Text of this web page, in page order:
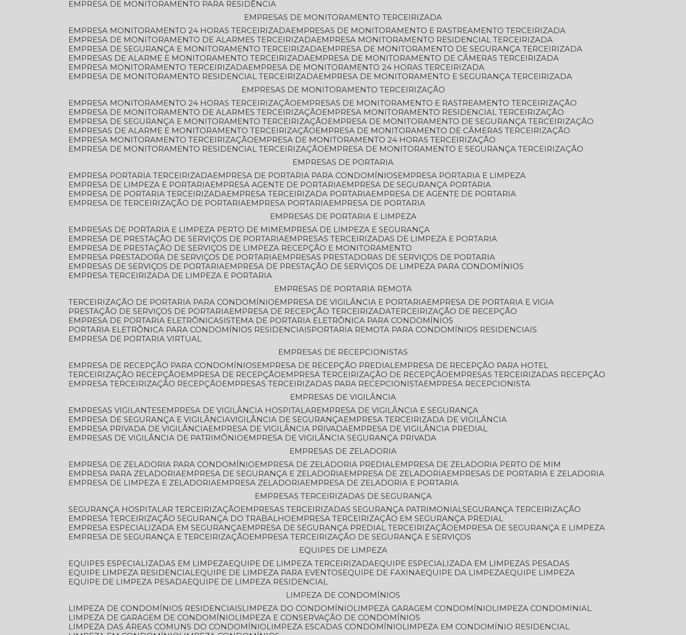
EMPRESA DE MONITORAMENTO PARA RESIDÊNCIA
EMPRESAS DE MONITORAMENTO TERCEIRIZADA
EMPRESA MONITORAMENTO 24 HORAS TERCEIRIZADA
EMPRESAS DE MONITORAMENTO E RASTREAMENTO TERCEIRIZADA
EMPRESA DE MONITORAMENTO DE ALARMES TERCEIRIZADA
EMPRESA MONITORAMENTO RESIDENCIAL TERCEIRIZADA
EMPRESA DE SEGURANÇA E MONITORAMENTO TERCEIRIZADA
EMPRESA DE MONITORAMENTO DE SEGURANÇA TERCEIRIZADA
EMPRESAS DE ALARME E MONITORAMENTO TERCEIRIZADA
EMPRESA DE MONITORAMENTO DE CÂMERAS TERCEIRIZADA
EMPRESA MONITORAMENTO TERCEIRIZADA
EMPRESA DE MONITORAMENTO 24 HORAS TERCEIRIZADA
EMPRESA DE MONITORAMENTO RESIDENCIAL TERCEIRIZADA
EMPRESA DE MONITORAMENTO E SEGURANÇA TERCEIRIZADA
EMPRESAS DE MONITORAMENTO TERCEIRIZAÇÃO
EMPRESA MONITORAMENTO 24 HORAS TERCEIRIZAÇÃO
EMPRESAS DE MONITORAMENTO E RASTREAMENTO TERCEIRIZAÇÃO
EMPRESA DE MONITORAMENTO DE ALARMES TERCEIRIZAÇÃO
EMPRESA MONITORAMENTO RESIDENCIAL TERCEIRIZAÇÃO
EMPRESA DE SEGURANÇA E MONITORAMENTO TERCEIRIZAÇÃO
EMPRESA DE MONITORAMENTO DE SEGURANÇA TERCEIRIZAÇÃO
EMPRESAS DE ALARME E MONITORAMENTO TERCEIRIZAÇÃO
EMPRESA DE MONITORAMENTO DE CÂMERAS TERCEIRIZAÇÃO
EMPRESA MONITORAMENTO TERCEIRIZAÇÃO
EMPRESA DE MONITORAMENTO 24 HORAS TERCEIRIZAÇÃO
EMPRESA DE MONITORAMENTO RESIDENCIAL TERCEIRIZAÇÃO
EMPRESA DE MONITORAMENTO E SEGURANÇA TERCEIRIZAÇÃO
EMPRESAS DE PORTARIA
EMPRESA PORTARIA TERCEIRIZADA
EMPRESA DE PORTARIA PARA CONDOMÍNIOS
EMPRESA PORTARIA E LIMPEZA
EMPRESA DE LIMPEZA E PORTARIA
EMPRESA AGENTE DE PORTARIA
EMPRESA DE SEGURANÇA PORTARIA
EMPRESA DE PORTARIA TERCEIRIZADA
EMPRESA TERCEIRIZADA PORTARIA
EMPRESA DE AGENTE DE PORTARIA
EMPRESA DE TERCEIRIZAÇÃO DE PORTARIA
EMPRESA PORTARIA
EMPRESA DE PORTARIA
EMPRESAS DE PORTARIA E LIMPEZA
EMPRESAS DE PORTARIA E LIMPEZA PERTO DE MIM
EMPRESA DE LIMPEZA E SEGURANÇA
EMPRESA DE PRESTAÇÃO DE SERVIÇOS DE PORTARIA
EMPRESAS TERCEIRIZADAS DE LIMPEZA E PORTARIA
EMPRESA DE PRESTAÇÃO DE SERVIÇOS DE LIMPEZA RECEPÇÃO E MONITORAMENTO
EMPRESA PRESTADORA DE SERVIÇOS DE PORTARIA
EMPRESAS PRESTADORAS DE SERVIÇOS DE PORTARIA
EMPRESAS DE SERVIÇOS DE PORTARIA
EMPRESA DE PRESTAÇÃO DE SERVIÇOS DE LIMPEZA PARA CONDOMÍNIOS
EMPRESA TERCEIRIZADA DE LIMPEZA E PORTARIA
EMPRESAS DE PORTARIA REMOTA
TERCEIRIZAÇÃO DE PORTARIA PARA CONDOMÍNIO
EMPRESA DE VIGILÂNCIA E PORTARIA
EMPRESA DE PORTARIA E VIGIA
PRESTAÇÃO DE SERVIÇOS DE PORTARIA
EMPRESA DE RECEPÇÃO TERCEIRIZADA TERCEIRIZAÇÃO DE RECEPÇÃO
EMPRESA DE PORTARIA ELETRÔNICA SISTEMA DE PORTARIA ELETRÔNICA PARA CONDOMÍNIOS
PORTARIA ELETRÔNICA PARA CONDOMÍNIOS RESIDENCIAIS
PORTARIA REMOTA PARA CONDOMÍNIOS RESIDENCIAIS
EMPRESA DE PORTARIA VIRTUAL
EMPRESAS DE RECEPCIONISTAS
EMPRESA DE RECEPÇÃO PARA CONDOMÍNIOS
EMPRESA DE RECEPÇÃO PREDIAL
EMPRESA DE RECEPÇÃO PARA HOTEL
TERCEIRIZAÇÃO RECEPÇÃO
EMPRESA DE RECEPÇÃO EMPRESA TERCEIRIZAÇÃO DE RECEPÇÃO
EMPRESAS TERCEIRIZADAS RECEPÇÃO
EMPRESA TERCEIRIZAÇÃO RECEPÇÃO
EMPRESAS TERCEIRIZADAS PARA RECEPCIONISTA
EMPRESA RECEPCIONISTA
EMPRESAS DE VIGILÂNCIA
EMPRESAS VIGILANTES
EMPRESA DE VIGILÂNCIA HOSPITALAR
EMPRESA DE VIGILÂNCIA E SEGURANÇA
EMPRESA DE SEGURANÇA E VIGILÂNCIA VIGILÂNCIA DE SEGURANÇA
EMPRESA TERCEIRIZADA DE VIGILÂNCIA
EMPRESA PRIVADA DE VIGILÂNCIA
EMPRESA DE VIGILÂNCIA PRIVADA
EMPRESA DE VIGILÂNCIA PREDIAL
EMPRESAS DE VIGILÂNCIA DE PATRIMÔNIO
EMPRESA DE VIGILÂNCIA SEGURANÇA PRIVADA
EMPRESAS DE ZELADORIA
EMPRESA DE ZELADORIA PARA CONDOMÍNIO
EMPRESA DE ZELADORIA PREDIAL
EMPRESA DE ZELADORIA PERTO DE MIM
EMPRESA PARA ZELADORIA
EMPRESA DE SEGURANÇA E ZELADORIA EMPRESA DE ZELADORIA
EMPRESAS DE PORTARIA E ZELADORIA
EMPRESA DE LIMPEZA E ZELADORIA
EMPRESA ZELADORIA
EMPRESA DE ZELADORIA E PORTARIA
EMPRESAS TERCEIRIZADAS DE SEGURANÇA
SEGURANÇA HOSPITALAR TERCEIRIZAÇÃO
EMPRESAS TERCEIRIZADAS SEGURANÇA PATRIMONIAL SEGURANÇA TERCEIRIZAÇÃO
EMPRESA TERCEIRIZAÇÃO SEGURANÇA DO TRABALHO
EMPRESA TERCEIRIZAÇÃO EM SEGURANÇA PREDIAL
EMPRESA ESPECIALIZADA EM SEGURANÇA
EMPRESA DE SEGURANÇA PREDIAL TERCEIRIZAÇÃO
EMPRESA DE SEGURANÇA E LIMPEZA
EMPRESA DE SEGURANÇA E TERCEIRIZAÇÃO
EMPRESA TERCEIRIZAÇÃO DE SEGURANÇA E SERVIÇOS
EQUIPES DE LIMPEZA
EQUIPES ESPECIALIZADAS EM LIMPEZA EQUIPE DE LIMPEZA TERCEIRIZADA EQUIPE ESPECIALIZADA EM LIMPEZAS PESADAS
EQUIPE LIMPEZA RESIDENCIAL EQUIPE DE LIMPEZA PARA EVENTOS EQUIPE DE FAXINA EQUIPE DA LIMPEZA EQUIPE LIMPEZA
EQUIPE DE LIMPEZA PESADA EQUIPE DE LIMPEZA RESIDENCIAL
LIMPEZA DE CONDOMÍNIOS
LIMPEZA DE CONDOMÍNIOS RESIDENCIAIS
LIMPEZA DO CONDOMÍNIO LIMPEZA GARAGEM CONDOMÍNIO
LIMPEZA CONDOMINIAL
LIMPEZA DE GARAGEM DE CONDOMÍNIO
LIMPEZA E CONSERVAÇÃO DE CONDOMÍNIOS
LIMPEZA DAS ÁREAS COMUNS DO CONDOMÍNIO
LIMPEZA ESCADAS CONDOMÍNIO
LIMPEZA EM CONDOMÍNIO RESIDENCIAL